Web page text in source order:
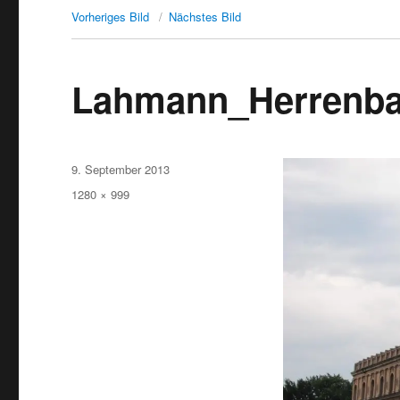
Vorheriges Bild Nächstes Bild
Veröffentlicht
am
9. September 2013
Originalgröße
1280 × 999